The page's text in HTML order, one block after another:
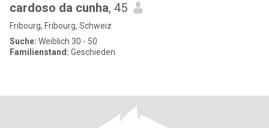
cardoso da cunha, 45
Fribourg, Fribourg, Schweiz
Suche: Weiblich 30 - 50
Familienstand: Geschieden